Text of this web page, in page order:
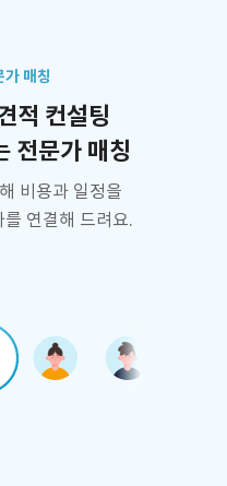
가 매칭
적 컨설팅
전문가 매칭
비용과 일정을
연결해 드려요.